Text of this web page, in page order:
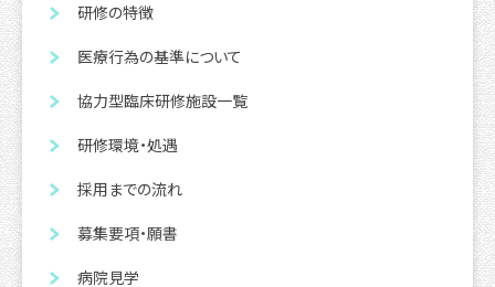
研修の特徴
医療行為の基準について
協力型臨床研修施設一覧
研修環境・処遇
採用までの流れ
募集要項・願書
病院見学